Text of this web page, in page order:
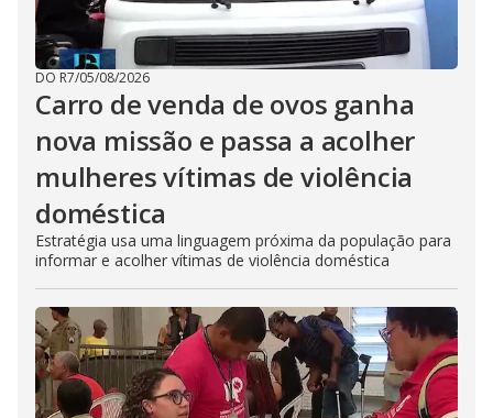
DO R7/05/08/2026
Carro de venda de ovos ganha
nova missão e passa a acolher
mulheres vítimas de violência
doméstica
Estratégia usa uma linguagem próxima da população para
informar e acolher vítimas de violência doméstica